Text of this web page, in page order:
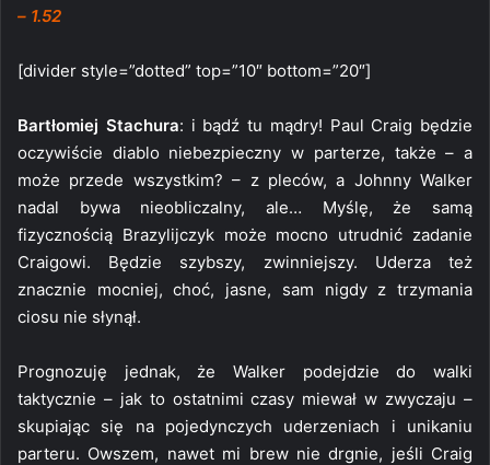
– 1.52
[divider style=”dotted” top=”10″ bottom=”20″]
Bartłomiej Stachura: i bądź tu mądry! Paul Craig będzie
oczywiście diablo niebezpieczny w parterze, także – a
może przede wszystkim? – z pleców, a Johnny Walker
nadal bywa nieobliczalny, ale… Myślę, że samą
fizycznością Brazylijczyk może mocno utrudnić zadanie
Craigowi. Będzie szybszy, zwinniejszy. Uderza też
znacznie mocniej, choć, jasne, sam nigdy z trzymania
ciosu nie słynął.
Prognozuję jednak, że Walker podejdzie do walki
taktycznie – jak to ostatnimi czasy miewał w zwyczaju –
skupiając się na pojedynczych uderzeniach i unikaniu
parteru. Owszem, nawet mi brew nie drgnie, jeśli Craig